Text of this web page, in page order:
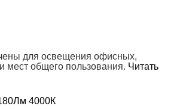
для освещения офисных,
мест общего пользования. Читать